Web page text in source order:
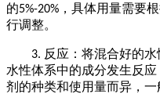
的5%-20% ，具体用量需要
行调整。
3. 反应：将混合好的
水性体系中的成分发生反
剂的种类和使用量而异，一